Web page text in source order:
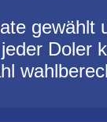
gewählt
Doler